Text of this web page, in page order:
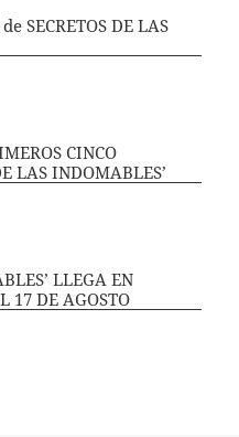
SECRETOS DE LAS
CINCO
LAS INDOMABLES’
LLEGA EN
17 DE AGOSTO